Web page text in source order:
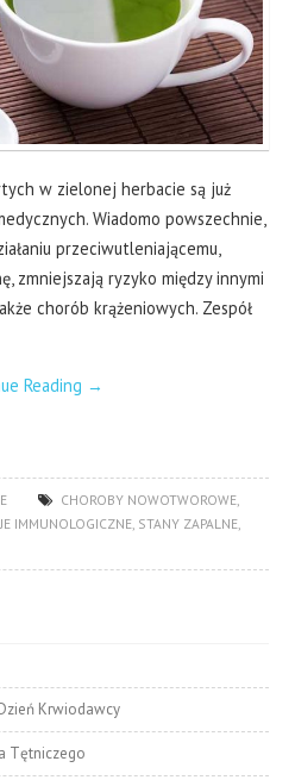
w zielonej herbacie są już
Wiadomo powszechnie,
przeciwutleniającemu,
zmniejszają ryzyko między innymi
chorób krążeniowych. Zespół
Reading →
CHOROBY NOWOTWOROWE,
IMMUNOLOGICZNE, STANY ZAPALNE,
Krwiodawcy
Tętniczego